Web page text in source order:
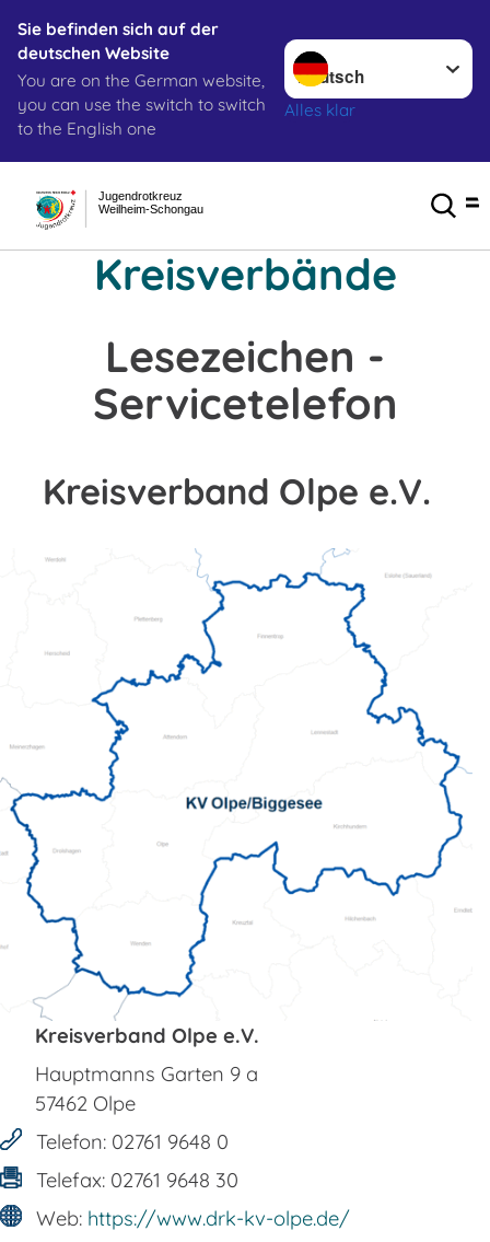
Sie befinden sich auf der
deutschen Website
You are on the German website,
you can use the switch to switch
to the English one
Sprache wechseln zu
Alles klar
Weilheim-Schongau
Jugendrotkreuz
Kreisverbände
Lesezeichen -
Servicetelefon
Kreisverband Olpe e.V.
Kreisverband Olpe e.V.
Hauptmanns Garten 9 a
57462 Olpe
Telefon: 02761 9648 0
Telefax: 02761 9648 30
Web: https://www.drk-kv-olpe.de/